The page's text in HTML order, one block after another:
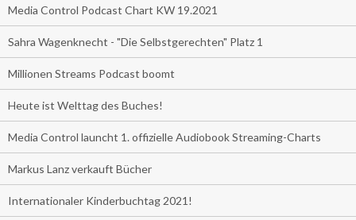
Media Control Podcast Chart KW 19.2021
Sahra Wagenknecht - "Die Selbstgerechten" Platz 1
Millionen Streams Podcast boomt
Heute ist Welttag des Buches!
Media Control launcht 1. offizielle Audiobook Streaming-Charts
Markus Lanz verkauft Bücher
Internationaler Kinderbuchtag 2021!